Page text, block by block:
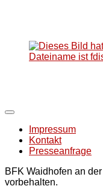
Impressum
Kontakt
Presseanfrage
BFK Waidhofen an
vorbehalten.